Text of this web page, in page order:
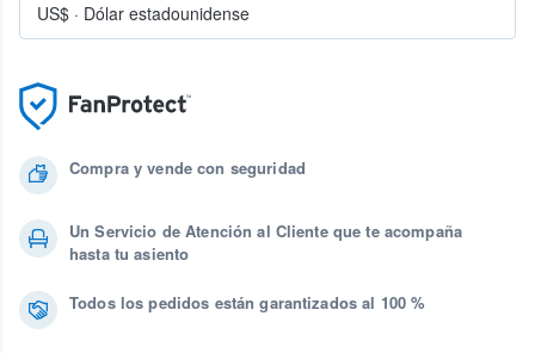
Compra y vende con seguridad
Un Servicio de Atención al Cliente que te acompaña
hasta tu asiento
Todos los pedidos están garantizados al 100 %
US$ · Dólar estadounidense